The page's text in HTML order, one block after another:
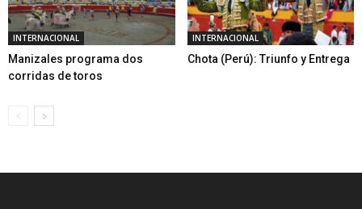
INTERNACIONAL
Manizales programa dos
corridas de toros
INTERNACIONAL
Chota (Perú): Triunfo y Entrega